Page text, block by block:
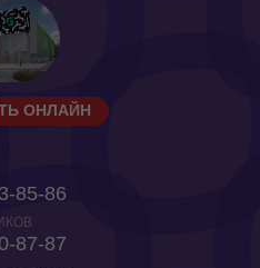
85-86
87-87
ОНЛАЙН